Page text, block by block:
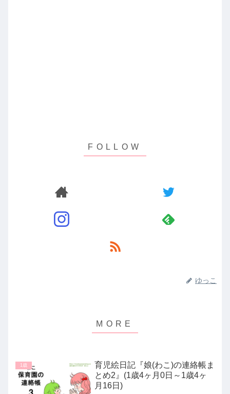
ゆっこ
1歳
育児絵日記『娘(わこ)の連絡帳ま
とめ2』(1歳4ヶ月0日～1歳4ヶ
月16日)